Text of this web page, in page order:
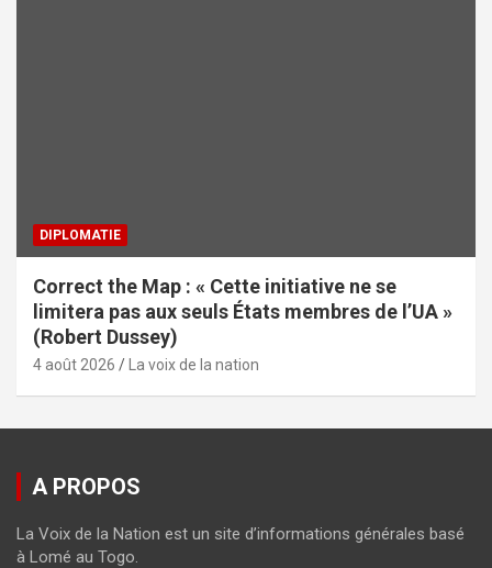
DIPLOMATIE
Correct the Map : « Cette initiative ne se
limitera pas aux seuls États membres de l’UA »
(Robert Dussey)
4 août 2026 La voix de la nation
A PROPOS
La Voix de la Nation est un site d’informations générales basé
à Lomé au Togo.